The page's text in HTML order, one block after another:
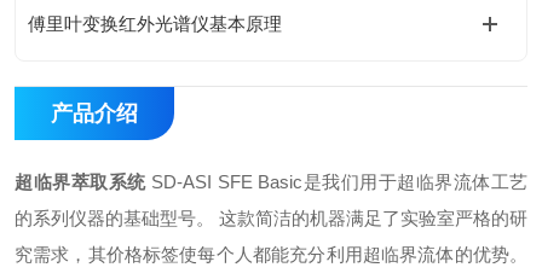
傅里叶变换红外光谱仪基本原理
产品介绍
超临界萃取系统SD-ASI SFE Basic是我们用于超临界流体工艺
的系列仪器的基础型号。 这款简洁的机器满足了实验室严格的研
究需求，其价格标签使每个人都能充分利用超临界流体的优势。